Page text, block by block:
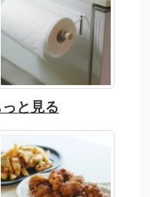
と見る